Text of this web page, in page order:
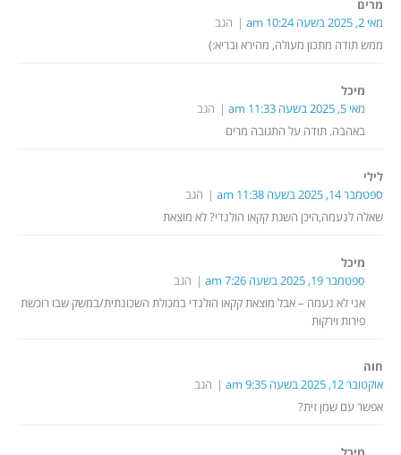
מרים
מאי 2, 2025 בשעה 10:24 am
הגב
ממש תודה מתכון מעולה, מהירא ובריא:)
מיכל
מאי 5, 2025 בשעה 11:33 am
הגב
באהבה. תודה על התגובה מרים
לילי
ספטמבר 14, 2025 בשעה 11:38 am
הגב
שאלה לנעמה,היכן השגת קקאו הולנדי? לא מוצאת
מיכל
ספטמבר 19, 2025 בשעה 7:26 am
הגב
אני לא נעמה – אבל מוצאת קקאו הולנדי במכולת השכונתית/במשק שבו רוכשת
פירות וירקות
חוה
אוקטובר 12, 2025 בשעה 9:35 am
הגב
אפשר עם שמן זית?